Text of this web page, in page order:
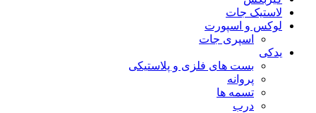
لاستیک جات
لوکس و اسپورت
اسپری جات
یدکی
بست های فلزی و پلاستیکی
پروانه
تسمه ها
درب